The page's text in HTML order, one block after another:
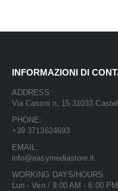
INFORMAZIONI DI
ADDRESS:
Via Casoni n. 15 31033
PHONE:
+39 3713624693
EMAIL:
info@easymediastore.it
WORKING DAYS/HOURS:
Lun - Ven / 9:00 AM - 6:00 PM